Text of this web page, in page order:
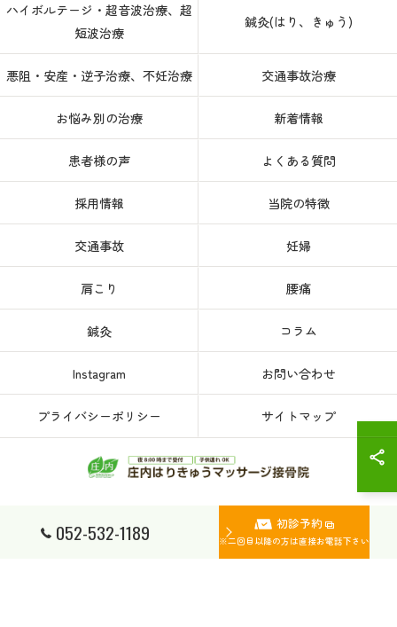
052-532-1189 初診予約
※二回目以降の方は直接お電話下さい
ハイボルテージ・超音波治療、超
短波治療
鍼灸(はり、きゅう)
悪阻・安産・逆子治療、不妊治療 交通事故治療
お悩み別の治療 新着情報
患者様の声 よくある質問
採用情報 当院の特徴
交通事故 妊婦
肩こり 腰痛
鍼灸 コラム
Instagram お問い合わせ
プライバシーポリシー サイトマップ
© 2026 愛知県、名古屋市西区の接骨院なら庄内はりきゅうマッサージ接骨院 ALL
RIGHTS RESERVED.